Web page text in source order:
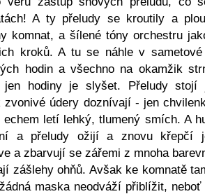
A ty přeludy se kroutily a
komnat, a šílené tóny orchestru
kroků. A tu se náhle v
hodin a všechno na okamžik
hodiny je slyšet. Přeludy stojí
zvonivé údery doznívají - jen
letí lehký, tlumený smích. A
a přeludy ožijí a znovu křepčí
a zbarvují se zářemi z mnoha
zášlehy ohňů. Avšak ke komnatě
maska neodváží přiblížit, neboť